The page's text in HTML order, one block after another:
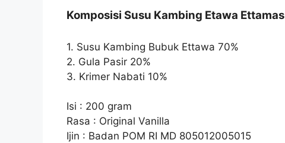
Komposisi Susu Kambing Etawa Ettamas
1. Susu Kambing Bubuk Ettawa 70%
2. Gula Pasir 20%
3. Krimer Nabati 10%
Isi : 200 gram
Rasa : Original Vanilla
Ijin : Badan POM RI MD 805012005015